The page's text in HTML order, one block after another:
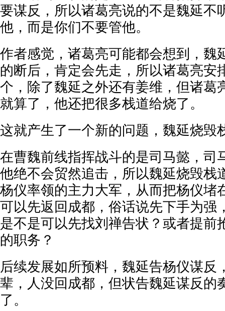
要谋反，所以诸葛亮说的不是魏延不
他，而是你们不要管他。
作者感觉，诸葛亮可能都会想到，魏
的断后，肯定会先走，所以诸葛亮安
个，除了魏延之外还有姜维，但诸葛
就算了，他还把很多栈道给烧了。
这就产生了一个新的问题，魏延烧毁
在曹魏前线指挥战斗的是司马懿，司
他绝不会贸然追击，所以魏延烧毁栈
杨仪率领的主力大军，从而把杨仪堵
可以先返回成都，俗话说先下手为强
是不是可以先找刘禅告状？或者提前
的职务？
后续发展如所预料，魏延告杨仪谋反
辈，人没回成都，但状告魏延谋反的
了。